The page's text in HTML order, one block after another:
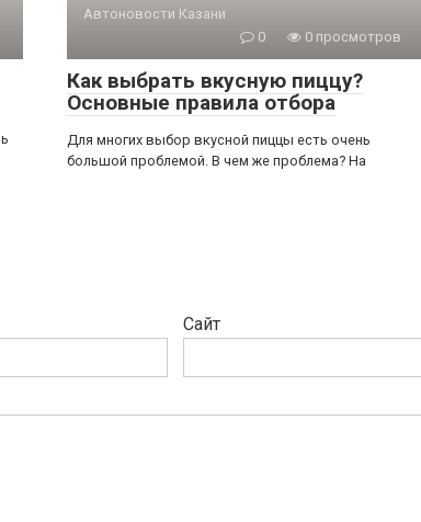
Автоновости Казани
0
0 просмотров
Как выбрать вкусную пиццу?
Основные правила отбора
Для многих выбор вкусной пиццы есть очень
большой проблемой. В чем же проблема? На
Сайт